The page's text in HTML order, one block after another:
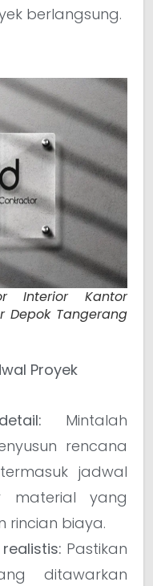
berlangsung.
Interior Kantor
Depok Tangerang
Proyek
Mintalah
rencana
jadwal
material yang
rincian biaya.
Pastikan
ditawarkan